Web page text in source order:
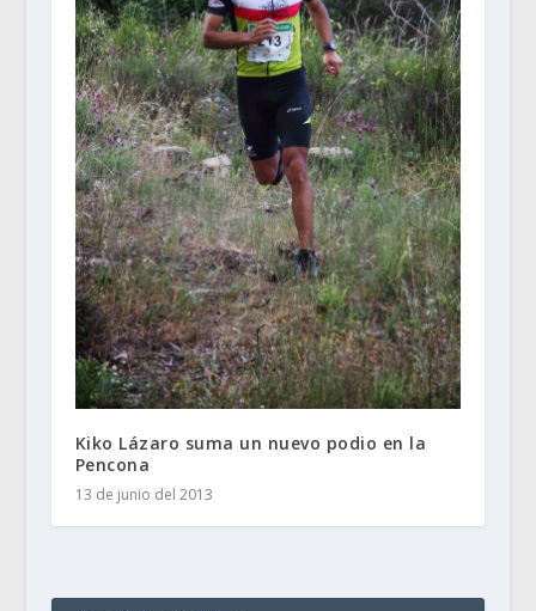
Kiko Lázaro suma un nuevo podio en la
Pencona
13 de junio del 2013